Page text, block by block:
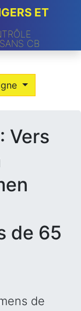
ET
CB
Vers
de 65
de